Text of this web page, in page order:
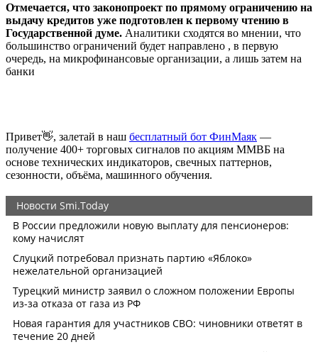
Отмечается, что законопроект по прямому ограничению на
выдачу кредитов уже подготовлен к первому чтению в
Государственной думе. Аналитики сходятся во мнении, что
большинство ограничений будет направлено , в первую
очередь, на микрофинансовые организации, а лишь затем на
банки
Привет👋, залетай в наш бесплатный бот ФинМаяк —
получение 400+ торговых сигналов по акциям ММВБ на
основе технических индикаторов, свечных паттернов,
сезонности, объёма, машинного обучения.